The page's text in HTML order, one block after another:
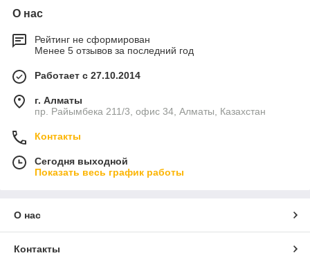
О нас
Рейтинг не сформирован
Менее 5 отзывов за последний год
Работает с 27.10.2014
г. Алматы
пр. Райымбека 211/3, офис 34, Алматы, Казахстан
Контакты
Сегодня выходной
Показать весь график работы
О нас
Контакты